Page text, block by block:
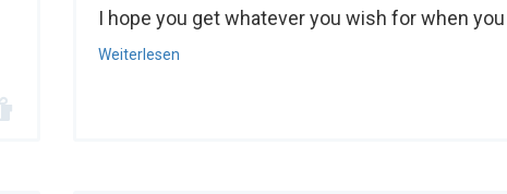
I hope you get whatever you wish for when
Weiterlesen